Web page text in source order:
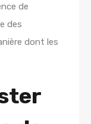
de
des
dont les